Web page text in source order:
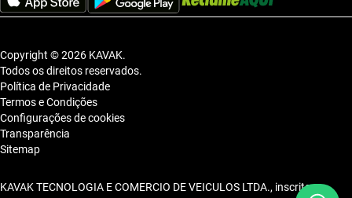
Copyright © 2026 KAVAK.
Todos os direitos reservados.
Política de Privacidade
Termos e Condições
Configurações de cookies
Transparência
Sitemap
KAVAK TECNOLOGIA E COMERCIO DE VEICULOS LTDA., inscrita no